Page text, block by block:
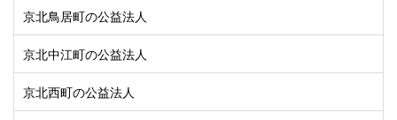
京北鳥居町の公益法人
京北中江町の公益法人
京北西町の公益法人